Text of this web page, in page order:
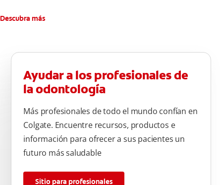
Descubra más
Ayudar a los profesionales de
la odontología
Más profesionales de todo el mundo confían en
Colgate. Encuentre recursos, productos e
información para ofrecer a sus pacientes un
futuro más saludable
Sitio para profesionales